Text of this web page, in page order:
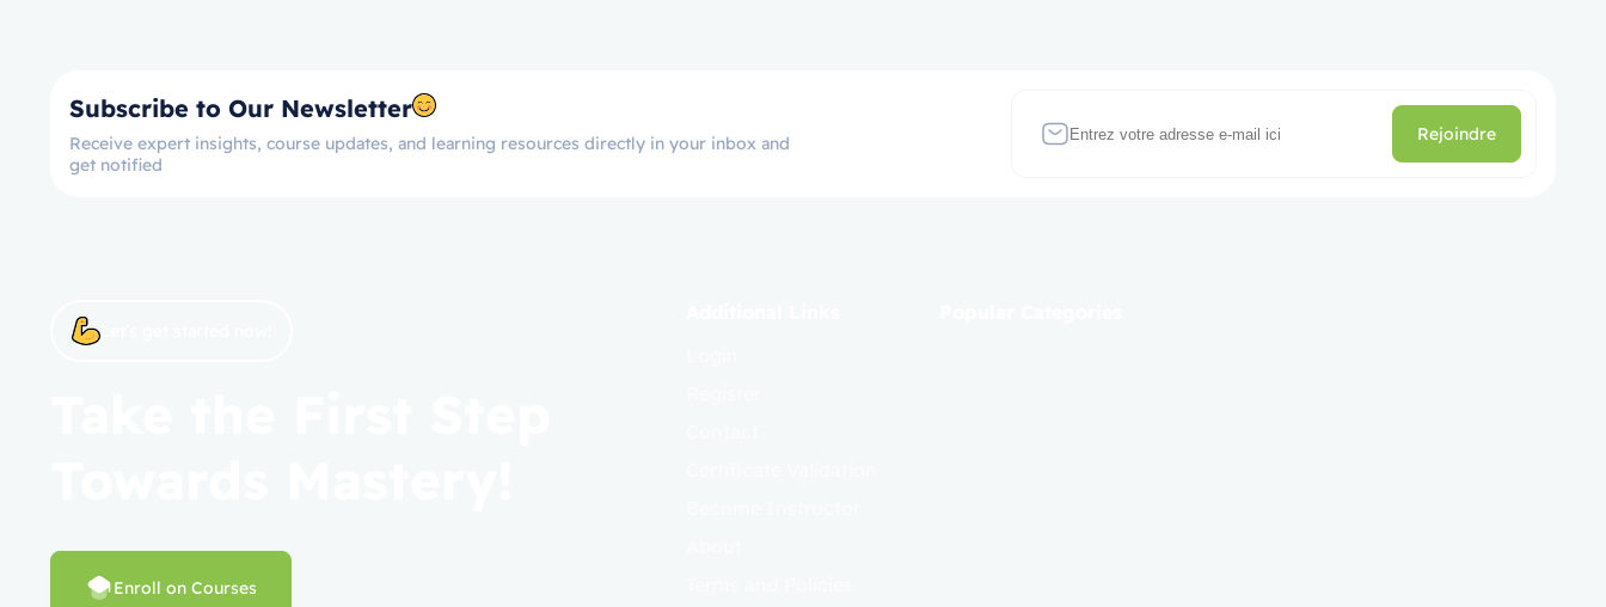
Subscribe to Our Newsletter
Receive expert insights, course updates, and learning resources directly in your inbox and
get notified
Rejoindre
Let’s get started now!
Enroll on Courses